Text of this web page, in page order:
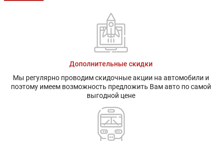
Дополнительные скидки
Мы регулярно проводим скидочные акции на автомобили и
поэтому имеем возможность предложить Вам авто по самой
выгодной цене